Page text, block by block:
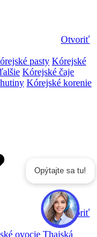
Otvoriť
pasty Kórejské
Kórejské čaje
Kórejské korenie
Otvoriť
ovocie Thajská
Opýtajte sa tu!